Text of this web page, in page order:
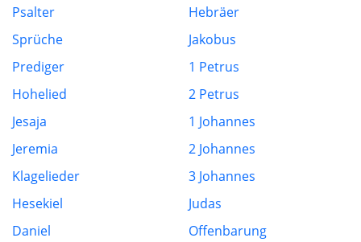
Psalter
Sprüche
Prediger
Hohelied
Jesaja
Jeremia
Klagelieder
Hesekiel
Daniel
Hebräer
Jakobus
1 Petrus
2 Petrus
1 Johannes
2 Johannes
3 Johannes
Judas
Offenbarung